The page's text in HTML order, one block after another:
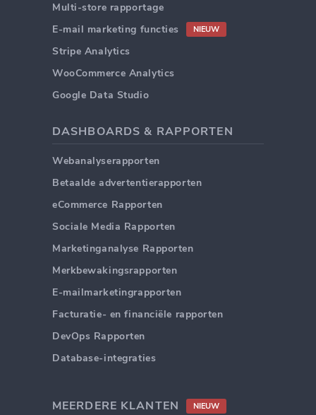
Multi-store rapportage
E-mail marketing functies
NIEUW
Stripe Analytics
WooCommerce Analytics
Google Data Studio
DASHBOARDS & RAPPORTEN
Webanalyserapporten
Betaalde advertentierapporten
eCommerce Rapporten
Sociale Media Rapporten
Marketinganalyse Rapporten
Merkbewakingsrapporten
E-mailmarketingrapporten
Facturatie- en financiële rapporten
DevOps Rapporten
Database-integraties
MEERDERE KLANTEN NIEUW